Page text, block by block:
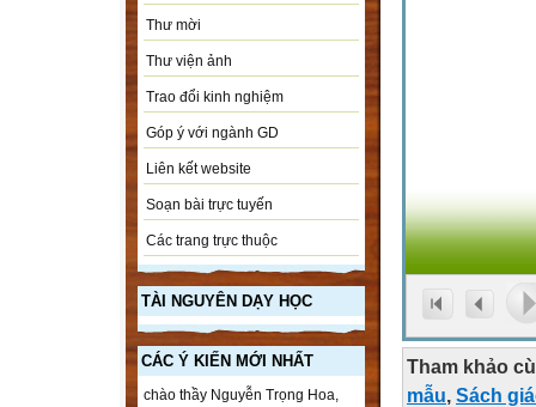
Thư mời
Thư viện ảnh
Trao đổi kinh nghiệm
Góp ý với ngành GD
Liên kết website
Soạn bài trực tuyến
Các trang trực thuộc
TÀI NGUYÊN DẠY HỌC
CÁC Ý KIẾN MỚI NHẤT
chào thầy Nguyễn Trọng Hoa,
Tham khảo
mẫu, Sách